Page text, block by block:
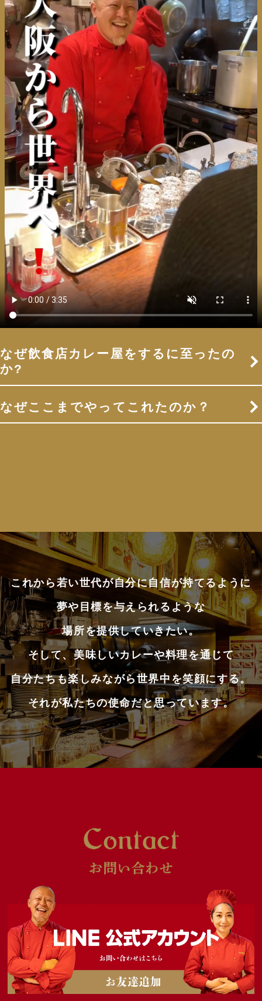
なぜ飲食店カレー屋をするに至ったの
か?
なぜここまでやってこれたのか？
これから若い世代が自分に自信が持てるように
夢や目標を与えられるような
場所を提供していきたい。
そして、美味しいカレーや料理を通じて
自分たちも楽しみながら世界中を笑顔にする。
それが私たちの使命だと思っています。